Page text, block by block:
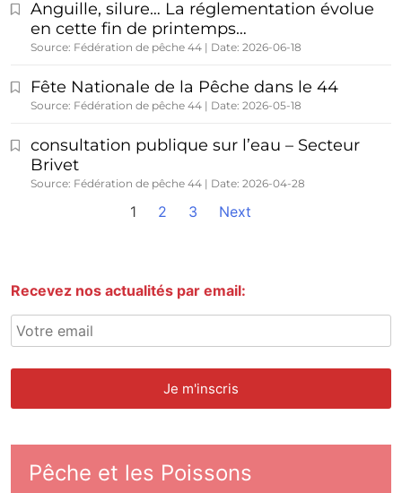
Anguille, silure… La réglementation évolue
en cette fin de printemps…
Source: Fédération de pêche 44 Date: 2026-06-18
Fête Nationale de la Pêche dans le 44
Source: Fédération de pêche 44 Date: 2026-05-18
consultation publique sur l’eau – Secteur
Brivet
Source: Fédération de pêche 44 Date: 2026-04-28
1 2 3 Next
Recevez nos actualités par email:
Pêche et les Poissons